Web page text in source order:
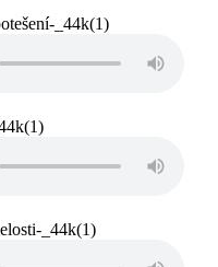
_44k(1)
_44k(1)